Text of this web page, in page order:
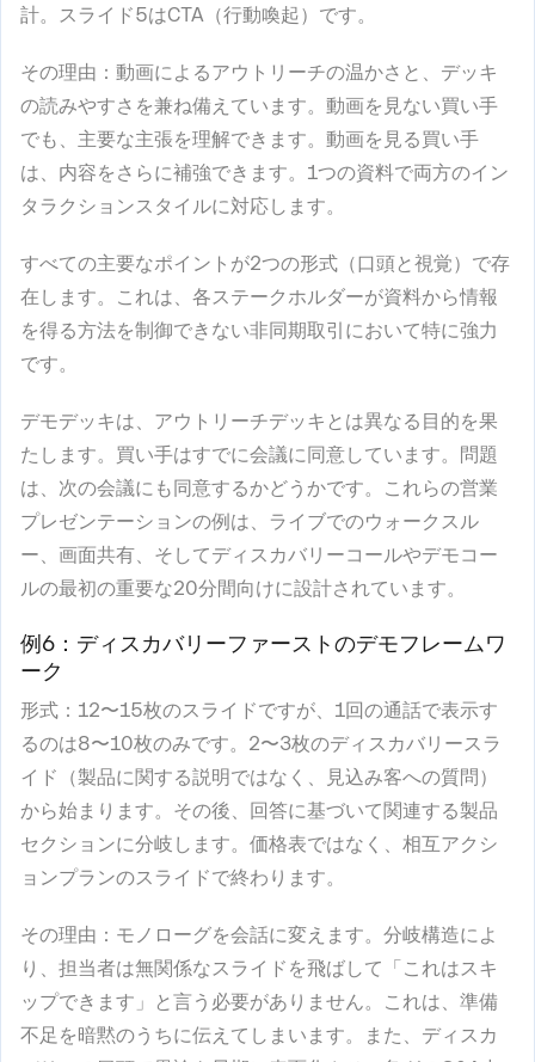
計。スライド5はCTA（行動喚起）です。
その理由 ：動画によるアウトリーチの温かさと、デッキ
の読みやすさを兼ね備えています。動画を見ない買い手
でも、主要な主張を理解できます。動画を見る買い手
は、内容をさらに補強できます。1つの資料で両方のイン
タラクションスタイルに対応します。
すべての主要なポイントが2つの形式（口頭と視覚）で存
在します。これは、各ステークホルダーが資料から情報
を得る方法を制御できない非同期取引において特に強力
です。
デモデッキは、アウトリーチデッキとは異なる目的を果
たします。買い手はすでに会議に同意しています。問題
は、次の会議にも同意するかどうかです。これらの営業
プレゼンテーションの例は、ライブでのウォークスル
ー、画面共有、そしてディスカバリーコールやデモコー
ルの最初の重要な20分間向けに設計されています。
例6：ディスカバリーファーストのデモフレームワ
ーク
形式 ：12〜15枚のスライドですが、1回の通話で表示す
るのは8〜10枚のみです。2〜3枚のディスカバリースラ
イド（製品に関する説明ではなく、見込み客への質問）
から始まります。その後、回答に基づいて関連する製品
セクションに分岐します。価格表ではなく、相互アクシ
ョンプランのスライドで終わります。
その理由 ：モノローグを会話に変えます。分岐構造によ
り、担当者は無関係なスライドを飛ばして「これはスキ
ップできます」と言う必要がありません。これは、準備
不足を暗黙のうちに伝えてしまいます。また、ディスカ